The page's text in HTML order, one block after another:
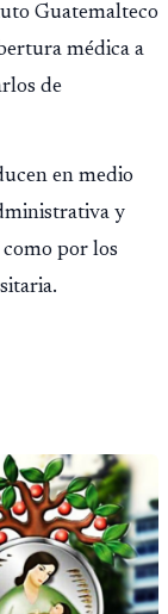
Guatemalteco
médica a
de
en medio
y
por los